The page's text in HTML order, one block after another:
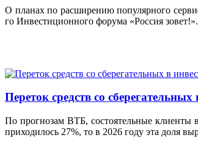
О планах по расширению популярного
го Инвестиционного форума «Россия зовет!».
Переток средств со
По прогнозам ВТБ, состоятельные клиенты
приходилось 27%, то в 2026 году эта доля